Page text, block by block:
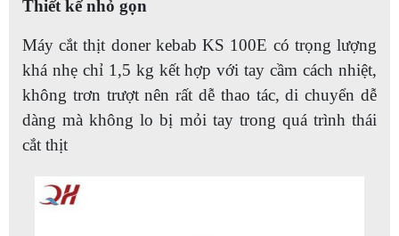
Thiết kế nhỏ gọn
Máy cắt thịt doner kebab KS 100E có trọng lượng
khá nhẹ chỉ 1,5 kg kết hợp với tay cầm cách nhiệt,
không trơn trượt nên rất dễ thao tác, di chuyển dễ
dàng mà không lo bị mỏi tay trong quá trình thái
cắt thịt